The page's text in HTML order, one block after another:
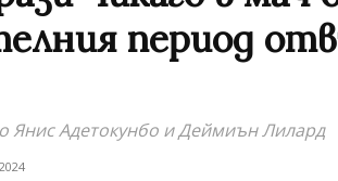
период
Янис Адетокунбо и Деймиън Лилард